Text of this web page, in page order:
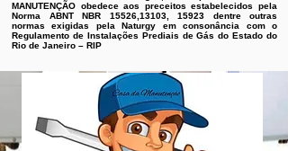
MANUTENÇÃO obedece aos preceitos estabelecidos pela
Norma ABNT NBR 15526,13103, 15923 dentre outras
normas exigidas pela Naturgy em consonância com o
Regulamento de Instalações Prediais de Gás do Estado do
Rio de Janeiro – RIP